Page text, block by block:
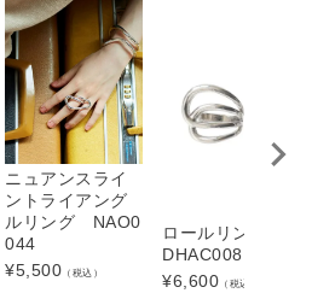
ニュアンスライ
ントライアング
ルリング NAO0
044
¥5,500 （税込）
ロールリング
DHAC008
¥6,600 （税込）